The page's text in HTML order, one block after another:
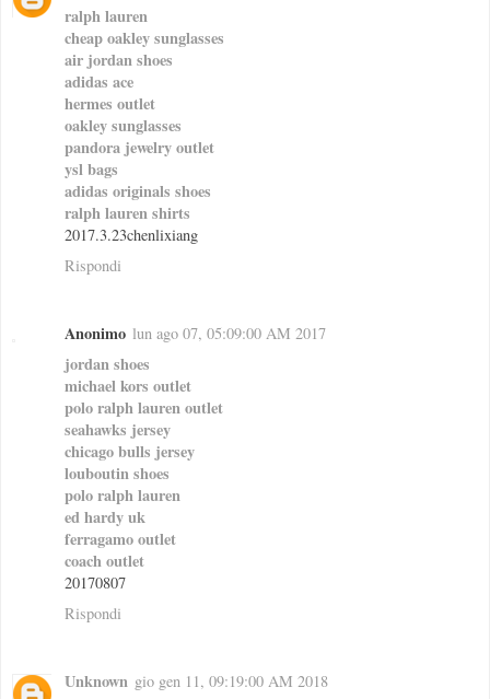
ralph lauren
cheap oakley sunglasses
air jordan shoes
adidas ace
hermes outlet
oakley sunglasses
pandora jewelry outlet
ysl bags
adidas originals shoes
ralph lauren shirts
2017.3.23chenlixiang
Rispondi
Anonimo lun ago 07, 05:09:00 AM 2017
jordan shoes
michael kors outlet
polo ralph lauren outlet
seahawks jersey
chicago bulls jersey
louboutin shoes
polo ralph lauren
ed hardy uk
ferragamo outlet
coach outlet
20170807
Rispondi
Unknown gio gen 11, 09:19:00 AM 2018